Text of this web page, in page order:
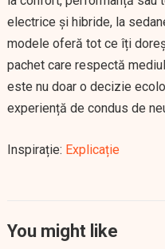
electrice și hibride, la
modele oferă tot ce îți
pachet care respectă
este nu doar o decizie
experiență de condus de
Inspirație: Explicație
You might like